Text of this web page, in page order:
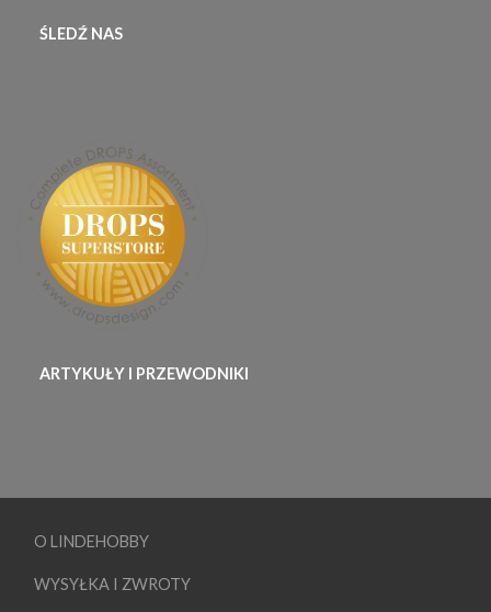
ŚLEDŹ NAS
ARTYKUŁY I PRZEWODNIKI
O LINDEHOBBY
WYSYŁKA I ZWROTY